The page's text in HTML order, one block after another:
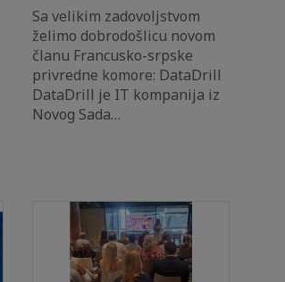
Sa velikim zadovoljstvom
želimo dobrodošlicu novom
članu Francusko-srpske
privredne komore: DataDrill
DataDrill je IT kompanija iz
Novog Sada…